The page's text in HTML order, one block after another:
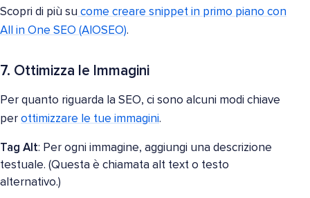
Scopri di più su come creare snippet in primo piano con
All in One SEO (AIOSEO).
7. Ottimizza le Immagini
Per quanto riguarda la SEO, ci sono alcuni modi chiave
per ottimizzare le tue immagini.
Tag Alt: Per ogni immagine, aggiungi una descrizione
testuale. (Questa è chiamata alt text o testo
alternativo.)